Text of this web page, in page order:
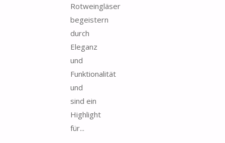
Rotweingläser
begeistern
durch
Eleganz
und
Funktionalität
und
sind ein
Highlight
für...